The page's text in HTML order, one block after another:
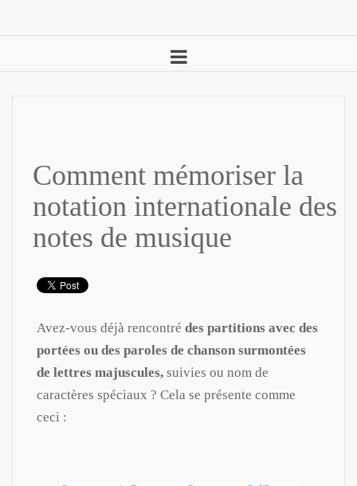
Comment mémoriser la
notation internationale des
notes de musique
Avez-vous déjà rencontré des partitions avec des
portées ou des paroles de chanson surmontées
de lettres majuscules, suivies ou nom de
caractères spéciaux ? Cela se présente comme
ceci :